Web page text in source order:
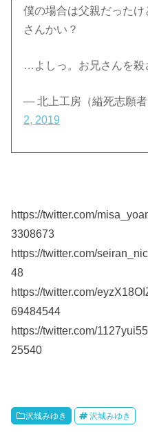
僕の場合は父親だった
さんかい？
…よしっ。お兄さんを殺
— 北上工房（縊死志願
2, 2019
https://twitter.com/
3308673
https://twitter.com/
48
https://twitter.com/
69484544
https://twitter.com/
25540
沢城みゆき 沢城みゆき